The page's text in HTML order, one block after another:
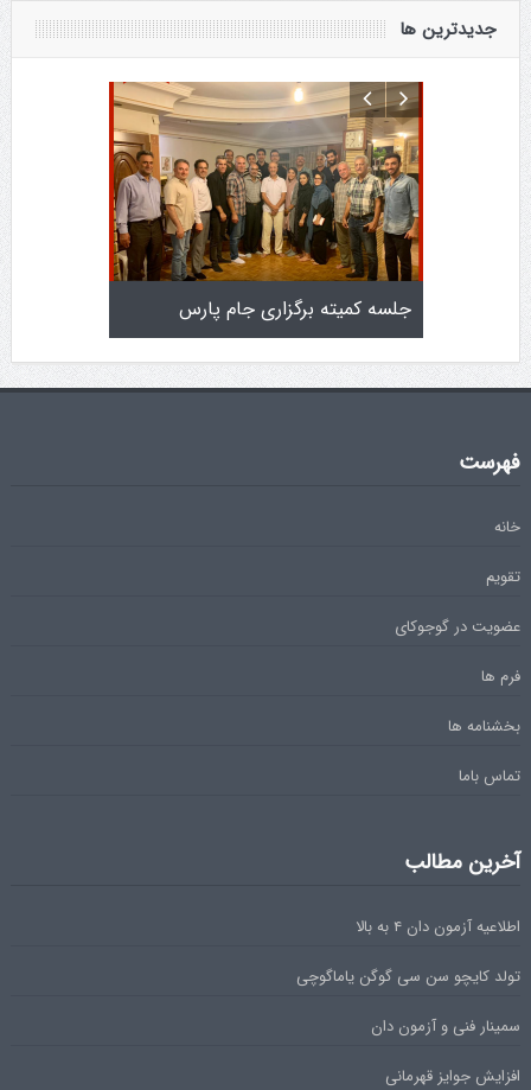
جدیدترین ها
افزایش جلسه کمیته برگزاری جام پارس
فهرست
خانه
تقویم
عضویت در گوجوکای
فرم ها
بخشنامه ها
تماس باما
آخرین مطالب
اطلاعیه آزمون دان ۴ به بالا
تولد کایچو سن سی گوگن یاماگوچی
سمینار فنی و آزمون دان
افزایش جوایز قهرمانی